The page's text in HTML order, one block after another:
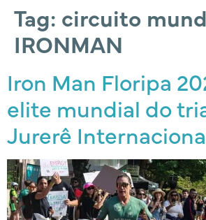
Tag: circuito
IRONMAN
Iron Man Floripa
elite mundial do
Jurerê